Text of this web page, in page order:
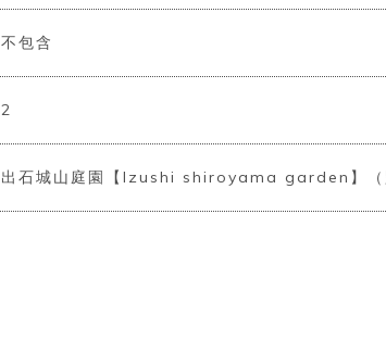
不包含
2
出石城山庭園【Izushi shiroyama garden】（